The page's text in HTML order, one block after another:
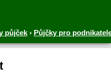
půjček › Půjčky pro